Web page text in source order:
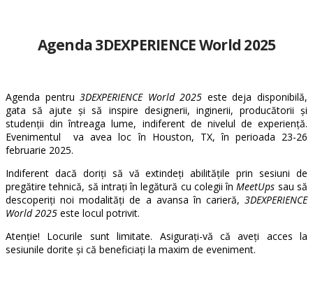
Agenda 3DEXPERIENCE World 2025
Agenda pentru3DEXPERIENCE World 2025 este deja disponibilă,
gata să ajute și să inspire designerii, inginerii, producătorii și
studenții din întreaga lume, indiferent de nivelul de experiență.
Evenimentul va avea loc în Houston, TX, în perioada 23-26
februarie 2025.
Indiferent dacă doriți să vă extindeți abilitățile prin sesiuni de
pregătire tehnică, să intrați în legătură cu colegii înMeetUps sau să
descoperiți noi modalități de a avansa în carieră, 3DEXPERIENCE
World 2025 este locul potrivit.
Atenție! Locurile sunt limitate. Asigurați-vă că aveți acces la
sesiunile dorite și că beneficiați la maxim de eveniment.